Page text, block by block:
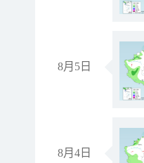
8月5日
8月4日